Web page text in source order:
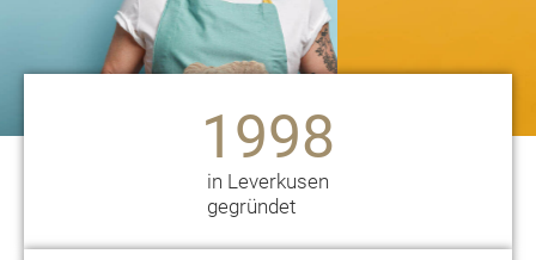
in Leverkusen
gegründet
1998